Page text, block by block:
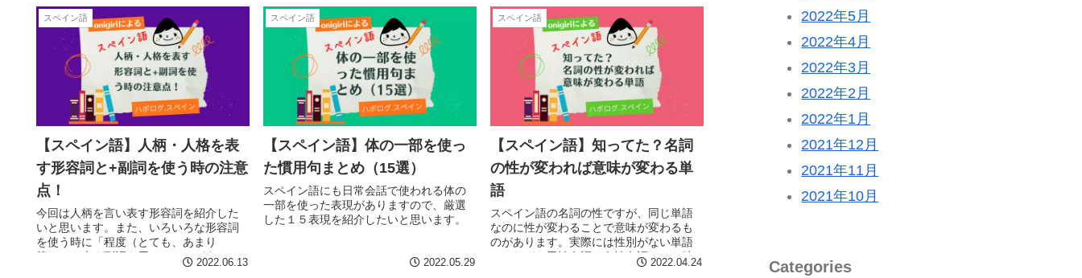
スペイン語
【スペイン語】人柄・人格を表
す形容詞と+副詞を使う時の注意
点！
今回は人柄を言い表す形容詞を紹介した
いと思います。また、いろいろな形容詞
を使う時に「程度（とても、あまり
等）」を表す副詞を用いることがあると
思いますが、その時の注意点も一緒に紹
2022.06.13
スペイン語
【スペイン語】体の一部を使っ
た慣用句まとめ（15選）
スペイン語にも日常会話で使われる体の
一部を使った表現がありますので、厳選
した１５表現を紹介したいと思います。
2022.05.29
スペイン語
【スペイン語】知ってた？名詞
の性が変われば意味が変わる単
語
スペイン語の名詞の性ですが、同じ単語
なのに性が変わることで意味が変わるも
のがあります。実際には性別がない単語
だけれど、男性名詞、女性名詞にした時
で意味合いが変わるものがあります。今
2022.04.24
2022年5月
2022年4月
2022年3月
2022年2月
2022年1月
2021年12月
2021年11月
2021年10月
Categories